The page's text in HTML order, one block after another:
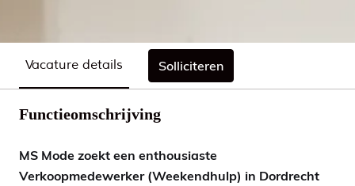
Vacature details Solliciteren
Functieomschrijving
MS Mode zoekt een enthousiaste
Verkoopmedewerker (Weekendhulp) in Dordrecht